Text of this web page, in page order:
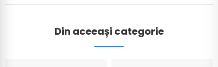
Din aceeași categorie